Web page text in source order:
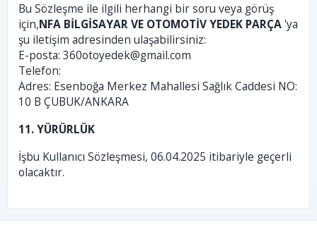
Bu Sözleşme ile ilgili herhangi bir soru veya görüş
için,NFA BİLGİSAYAR VE OTOMOTİV YEDEK PARÇA 'ya
şu iletişim adresinden ulaşabilirsiniz:
E-posta: 360otoyedek@gmail.com
Telefon:
Adres: Esenboğa Merkez Mahallesi Sağlık Caddesi NO:
10 B ÇUBUK/ANKARA
11. YÜRÜRLÜK
İşbu Kullanıcı Sözleşmesi, 06.04.2025 itibariyle geçerli
olacaktır.